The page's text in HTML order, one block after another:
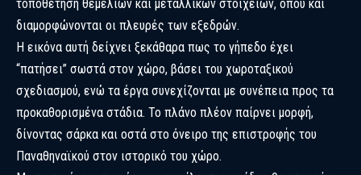
τοποθέτηση θεμελίων και μεταλλικών στοιχείων, όπου και
διαμορφώνονται οι πλευρές των εξεδρών.
Η εικόνα αυτή δείχνει ξεκάθαρα πως το γήπεδο έχει
“πατήσει” σωστά στον χώρο, βάσει του χωροταξικού
σχεδιασμού, ενώ τα έργα συνεχίζονται με συνέπεια προς τα
προκαθορισμένα στάδια. Το πλάνο πλέον παίρνει μορφή,
δίνοντας σάρκα και οστά στο όνειρο της επιστροφής του
Παναθηναϊκού στον ιστορικό του χώρο.